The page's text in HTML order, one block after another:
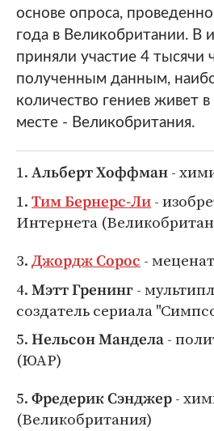
основе опроса,
года в Великобритании. В
приняли участие 4 тысячи
полученным данным,
количество гениев живет
месте - Великобритания.
1. Альберт Хоффман -
1. Тим Бернерс-Ли -
Интернета
3. Джордж Сорос -
4. Мэтт Гренинг -
создатель сериала
5. Нельсон Мандела -
(ЮАР)
5. Фредерик Сэнджер -
(Великобритания)